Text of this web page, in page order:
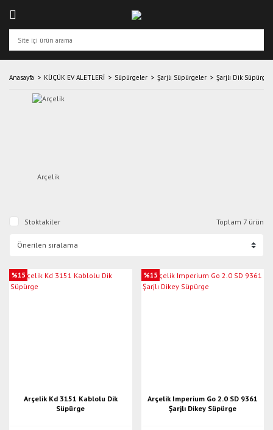
Anasayfa KÜÇÜK EV ALETLERİ Süpürgeler Şarjlı Süpürgeler Şarjlı Dik Süpürge
Arçelik
Stoktakiler Toplam 7 ürün
%15
Arçelik Kd 3151 Kablolu Dik
Süpürge
%15
Arçelik Imperium Go 2.0 SD 9361
Şarjlı Dikey Süpürge